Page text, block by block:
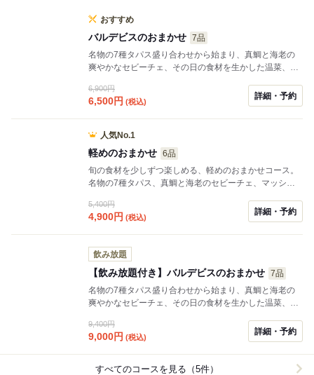
おすすめ
バルデビスのおまかせ 7品
名物の7種タパス盛り合わせから始まり、真鯛と海老の
爽やかなセビーチェ、その日の食材を生かした温菜、鱧
締めは、海老の旨みを凝縮した濃厚なビスクパエリア。
中央のブッラータを崩しながら、まろやかな味わいの変
化をお楽しみください。 和の食材とスペイン料理を掛け
合わせた、Bardebisの魅力をしっかり味わえる全7品で
す。
6,900円
6,500円 (税込)
詳細・予約
人気No.1
軽めのおまかせ 6品
旬の食材を少しずつ楽しめる、軽めのおまかせコース。
名物の7種タパス、真鯛と海老のセビーチェ、マッシュ
パエリアなど、和の食材とスペイン料理を掛け合わせた
全6品です。
5,400円
4,900円 (税込)
詳細・予約
飲み放題
【飲み放題付き】バルデビスのおまかせ 7品
名物の7種タパス盛り合わせから始まり、真鯛と海老の
爽やかなセビーチェ、その日の食材を生かした温菜、鱧
締めは、海老の旨みを凝縮した濃厚なビスクパエリア。
中央のブッラータを崩しながら、まろやかな味わいの変
化をお楽しみください。 和の食材とスペイン料理を掛け
合わせた、Bardebisの魅力をしっかり味わえる全7品で
9,400円
9,000円 (税込)
詳細・予約
すべてのコースを見る（5件）